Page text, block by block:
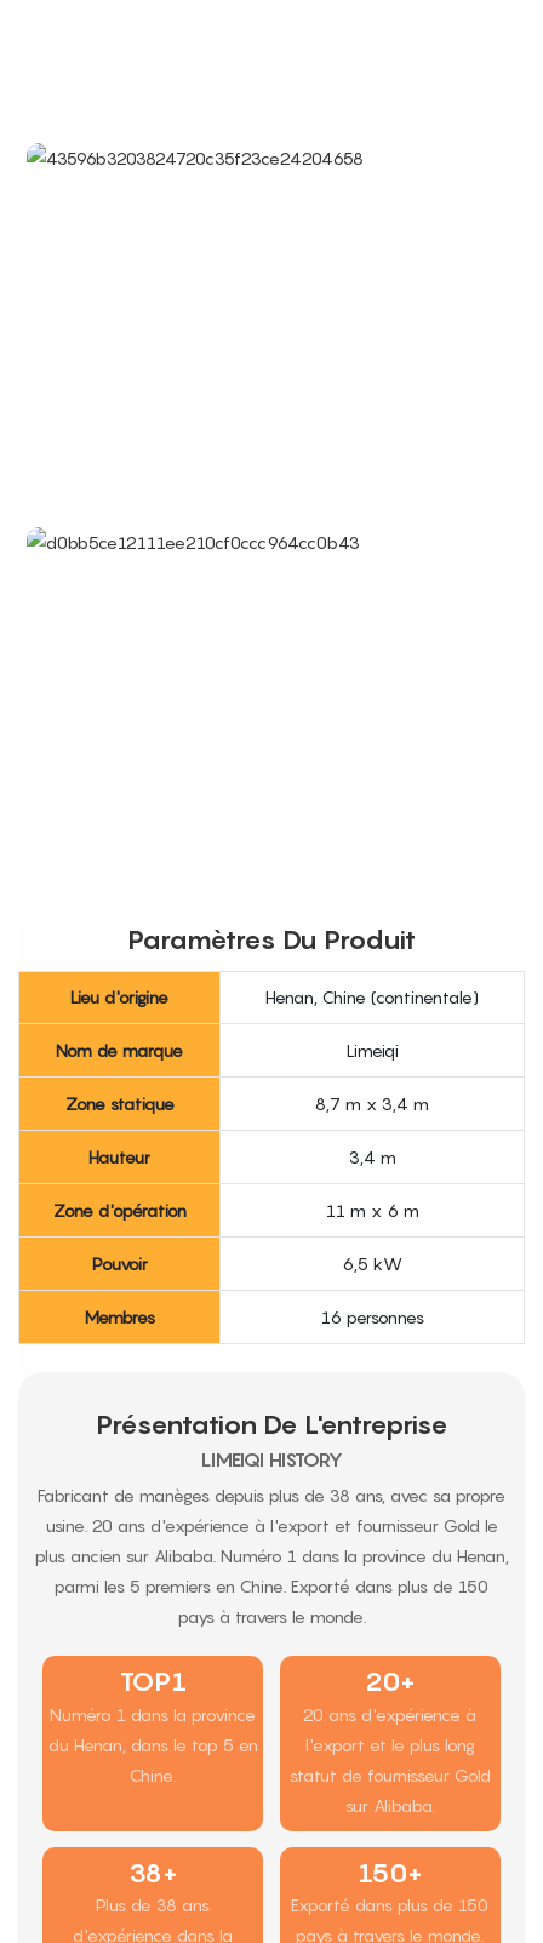
Paramètres Du Produit
Lieu d'origine Henan, Chine (continentale)
Nom de marque Limeiqi
Zone statique 8,7 m x 3,4 m
Hauteur 3,4 m
Zone d'opération 11 m x 6 m
Pouvoir 6,5 kW
Membres 16 personnes
Présentation De L'entreprise
LIMEIQI HISTORY
Fabricant de manèges depuis plus de 38 ans, avec sa propre
usine. 20 ans d'expérience à l'export et fournisseur Gold le
plus ancien sur Alibaba. Numéro 1 dans la province du Henan,
parmi les 5 premiers en Chine. Exporté dans plus de 150
pays à travers le monde.
TOP1
Numéro 1 dans la province
du Henan, dans le top 5 en
Chine.
20+
20 ans d'expérience à
l'export et le plus long
statut de fournisseur Gold
sur Alibaba.
38+
Plus de 38 ans
d'expérience dans la
150+
Exporté dans plus de 150
pays à travers le monde.